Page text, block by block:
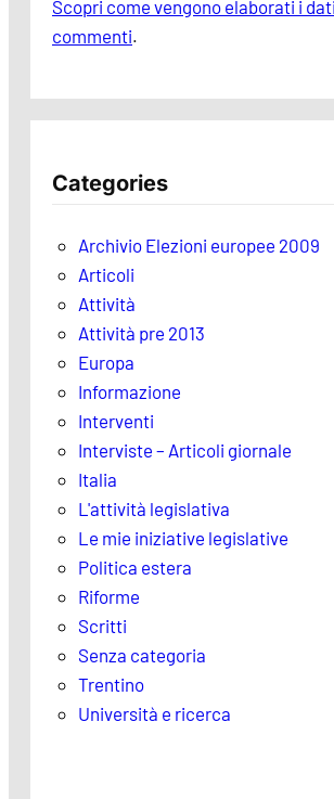
Scopri come vengono elaborati i
commenti.
Categories
Archivio Elezioni europee 2009
Articoli
Attività
Attività pre 2013
Europa
Informazione
Interventi
Interviste – Articoli giornale
Italia
L'attività legislativa
Le mie iniziative legislative
Politica estera
Riforme
Scritti
Senza categoria
Trentino
Università e ricerca